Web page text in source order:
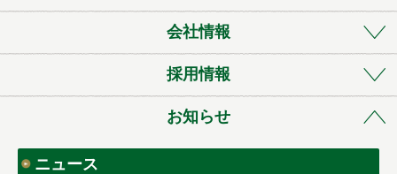
会社情報
採用情報
お知らせ
ニュース